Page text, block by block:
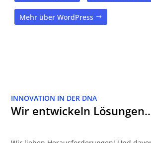
Mehr über WordPress
INNOVATION IN DER DNA
Wir entwickeln